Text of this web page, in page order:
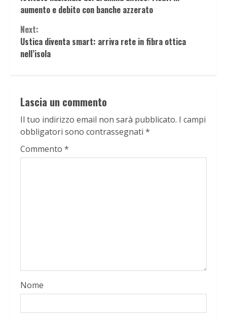
Reading
aumento e debito con banche azzerato
Next:
Ustica diventa smart: arriva rete in fibra ottica
nell’isola
Lascia un commento
Il tuo indirizzo email non sarà pubblicato. I campi
obbligatori sono contrassegnati *
Commento *
Nome